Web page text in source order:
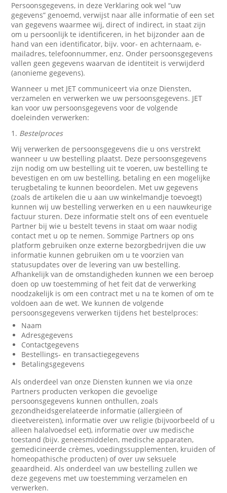
Persoonsgegevens, in deze Verklaring ook wel “uw
gegevens” genoemd, verwijst naar alle informatie of een set
van gegevens waarmee wij, direct of indirect, in staat zijn
om u persoonlijk te identificeren, in het bijzonder aan de
hand van een identificator, bijv. voor- en achternaam, e-
mailadres, telefoonnummer, enz. Onder persoonsgegevens
vallen geen gegevens waarvan de identiteit is verwijderd
(anonieme gegevens).
Wanneer u met JET communiceert via onze Diensten,
verzamelen en verwerken we uw persoonsgegevens. JET
kan voor uw persoonsgegevens voor de volgende
doeleinden verwerken:
1. Bestelproces
Wij verwerken de persoonsgegevens die u ons verstrekt
wanneer u uw bestelling plaatst. Deze persoonsgegevens
zijn nodig om uw bestelling uit te voeren, uw bestelling te
bevestigen en om uw bestelling, betaling en een mogelijke
terugbetaling te kunnen beoordelen. Met uw gegevens
(zoals de artikelen die u aan uw winkelmandje toevoegt)
kunnen wij uw bestelling verwerken en u een nauwkeurige
factuur sturen. Deze informatie stelt ons of een eventuele
Partner bij wie u bestelt tevens in staat om waar nodig
contact met u op te nemen. Sommige Partners op ons
platform gebruiken onze externe bezorgbedrijven die uw
informatie kunnen gebruiken om u te voorzien van
statusupdates over de levering van uw bestelling.
Afhankelijk van de omstandigheden kunnen we een beroep
doen op uw toestemming of het feit dat de verwerking
noodzakelijk is om een contract met u na te komen of om te
voldoen aan de wet. We kunnen de volgende
persoonsgegevens verwerken tijdens het bestelproces:
Naam
Adresgegevens
Contactgegevens
Bestellings- en transactiegegevens
Betalingsgegevens
Als onderdeel van onze Diensten kunnen we via onze
Partners producten verkopen die gevoelige
persoonsgegevens kunnen onthullen, zoals
gezondheidsgerelateerde informatie (allergieën of
dieetvereisten), informatie over uw religie (bijvoorbeeld of u
alleen halalvoedsel eet), informatie over uw medische
toestand (bijv. geneesmiddelen, medische apparaten,
gemedicineerde crèmes, voedingssupplementen, kruiden of
homeopathische producten) of over uw seksuele
geaardheid. Als onderdeel van uw bestelling zullen we
deze gegevens met uw toestemming verzamelen en
verwerken.